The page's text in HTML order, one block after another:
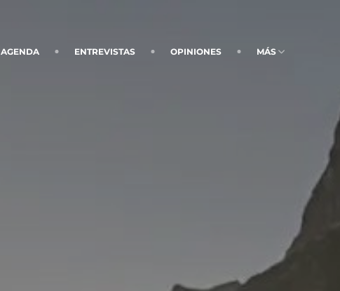
AGENDA ENTREVISTAS OPINIONES MÁS